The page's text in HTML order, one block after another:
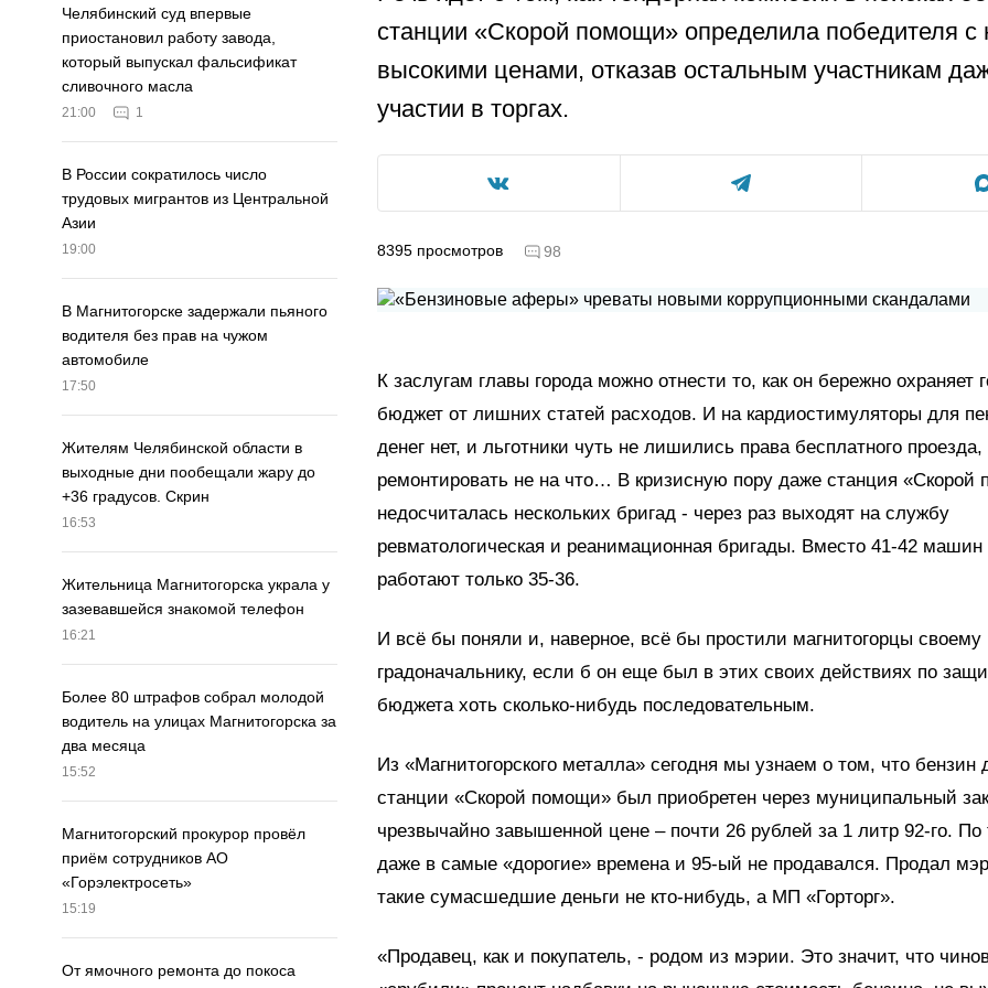
Челябинский суд впервые
приостановил работу завода,
который выпускал фальсификат
сливочного масла
21:00 1
В России сократилось число
трудовых мигрантов из Центральной
Азии
19:00
В Магнитогорске задержали пьяного
водителя без прав на чужом
автомобиле
17:50
Жителям Челябинской области в
выходные дни пообещали жару до
+36 градусов. Скрин
16:53
Жительница Магнитогорска украла у
зазевавшейся знакомой телефон
16:21
Более 80 штрафов собрал молодой
водитель на улицах Магнитогорска за
два месяца
15:52
Магнитогорский прокурор провёл
приём сотрудников АО
«Горэлектросеть»
15:19
От ямочного ремонта до покоса
станции «Скорой помощи» определила победителя с
высокими ценами, отказав остальным участникам
участии в торгах.
8395 просмотров 98
К заслугам главы города можно отнести то, как он бережно охраняет
бюджет от лишних статей расходов. И на кардиостимуляторы для
денег нет, и льготники чуть не лишились права бесплатного
ремонтировать не на что… В кризисную пору даже станция «Скорой
недосчиталась нескольких бригад - через раз выходят на службу
ревматологическая и реанимационная бригады. Вместо 41-42
работают только 35-36.
И всё бы поняли и, наверное, всё бы простили магнитогорцы своему
градоначальнику, если б он еще был в этих своих действиях по
бюджета хоть сколько-нибудь последовательным.
Из «Магнитогорского металла» сегодня мы узнаем о том, что бензин
станции «Скорой помощи» был приобретен через муниципальный
чрезвычайно завышенной цене – почти 26 рублей за 1 литр 92-го. По
даже в самые «дорогие» времена и 95-ый не продавался. Продал
такие сумасшедшие деньги не кто-нибудь, а МП «Горторг».
«Продавец, как и покупатель, - родом из мэрии. Это значит, что